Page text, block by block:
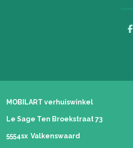
D
MOBILART verhuiswinkel
Le Sage Ten Broekstraat 73
5554sx Valkenswaard